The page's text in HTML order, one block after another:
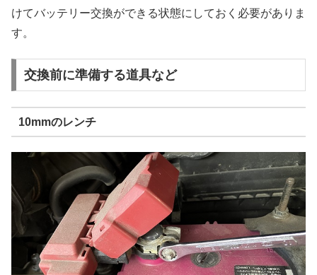
けてバッテリー交換ができる状態にしておく必要がありま
す。
交換前に準備する道具など
10mmのレンチ